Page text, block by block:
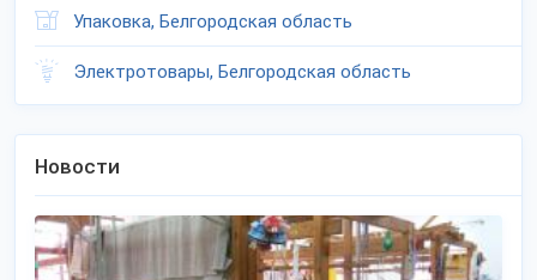
Упаковка, Белгородская область
Электротовары, Белгородская область
Новости